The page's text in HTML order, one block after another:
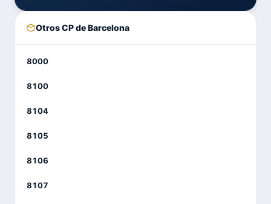
Otros CP de Barcelona
8000
8100
8104
8105
8106
8107